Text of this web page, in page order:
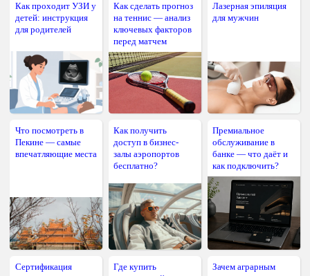
Как проходит УЗИ у
детей: инструкция
для родителей
Как сделать прогноз
на теннис — анализ
ключевых факторов
перед матчем
Лазерная эпиляция
для мужчин
Что посмотреть в
Пекине — самые
впечатляющие места
Как получить
доступ в бизнес-
залы аэропортов
бесплатно?
Премиальное
обслуживание в
банке — что даёт и
как подключить?
Сертификация
Где купить
Зачем аграрным